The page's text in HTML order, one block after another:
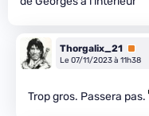
Thorgalix_21
Le 07/11/2023 à 11h38
Trop gros. Passera pas.